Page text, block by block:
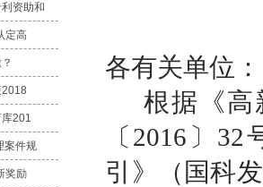
资助和
定高
201
案件规
奖励
各有关单位：
根据《高
〔 2016〕32
引》（国科